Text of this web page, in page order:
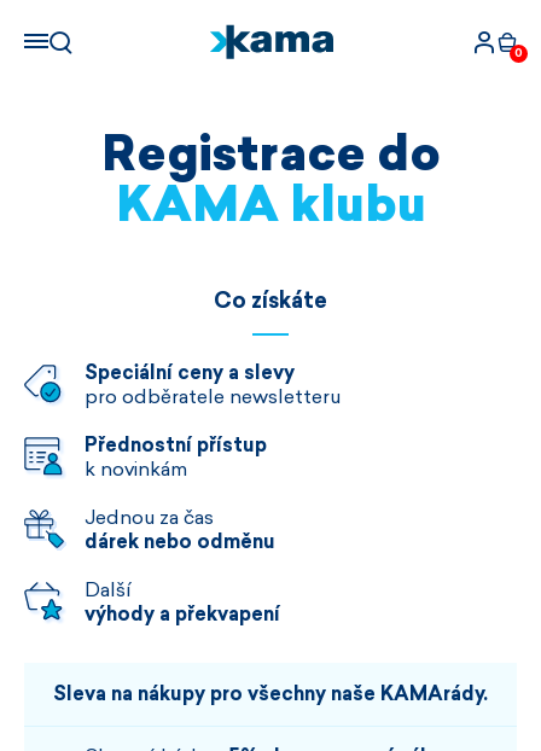
0
Registrace do
KAMA klubu
Co získáte
Speciální ceny a slevy
pro odběratele newsletteru
Přednostní přístup
k novinkám
Jednou za čas
dárek nebo odměnu
Další
výhody a překvapení
Sleva na nákupy pro všechny naše KAMArády.